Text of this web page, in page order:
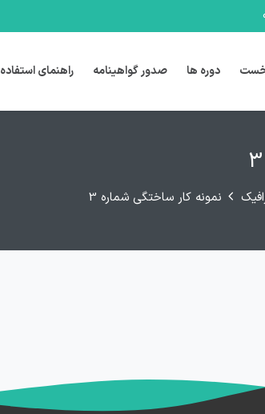
دوره ها صدور گواهینامه راهنمای استفاده
نمونه کار ساختگی شماره 3